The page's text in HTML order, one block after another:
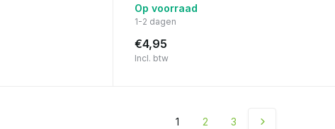
Op voorraad
1-2 dagen
€4,95
Incl. btw
1 2 3